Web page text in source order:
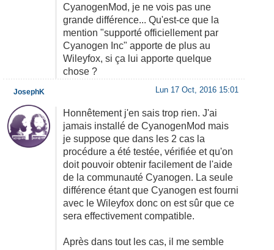
CyanogenMod, je ne vois pas une
grande différence... Qu'est-ce que la
mention "supporté officiellement par
Cyanogen Inc" apporte de plus au
Wileyfox, si ça lui apporte quelque
chose ?
Lun 17 Oct, 2016 15:01
Honnêtement j'en sais trop rien. J'ai
jamais installé de CyanogenMod mais
je suppose que dans les 2 cas la
procédure a été testée, vérifiée et qu'on
doit pouvoir obtenir facilement de l'aide
de la communauté Cyanogen. La seule
différence étant que Cyanogen est fourni
avec le Wileyfox donc on est sûr que ce
sera effectivement compatible.
Après dans tout les cas, il me semble
JosephK